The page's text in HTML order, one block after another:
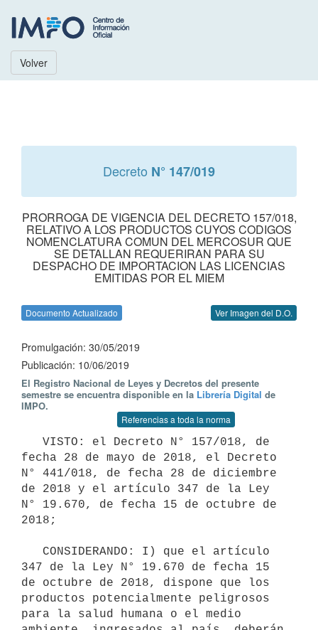
Volver
Decreto N° 147/019
PRORROGA DE VIGENCIA DEL DECRETO 157/018,
RELATIVO A LOS PRODUCTOS CUYOS CODIGOS
NOMENCLATURA COMUN DEL MERCOSUR QUE
SE DETALLAN REQUERIRAN PARA SU
DESPACHO DE IMPORTACION LAS LICENCIAS
EMITIDAS POR EL MIEM
Documento Actualizado Ver Imagen del D.O.
Promulgación: 30/05/2019
Publicación: 10/06/2019
El Registro Nacional de Leyes y Decretos del presente
semestre se encuentra disponible en la Librería Digital de
IMPO.
Referencias a toda la norma
fecha 28 de mayo de 2018, el Decreto
N° 441/018, de fecha 28 de diciembre
de 2018 y el artículo 347 de la Ley
N° 19.670, de fecha 15 de octubre de
2018;
347 de la Ley N° 19.670 de fecha 15
de octubre de 2018, dispone que los
productos potencialmente peligrosos
para la salud humana o el medio